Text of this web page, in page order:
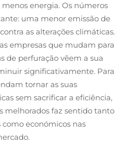
energia. Os números
uma menor emissão de
as alterações climáticas.
empresas que mudam para
de perfuração vêem a sua
significativamente. Para
tornar as suas
sem sacrificar a eficiência,
melhorados faz sentido tanto
económicos nas